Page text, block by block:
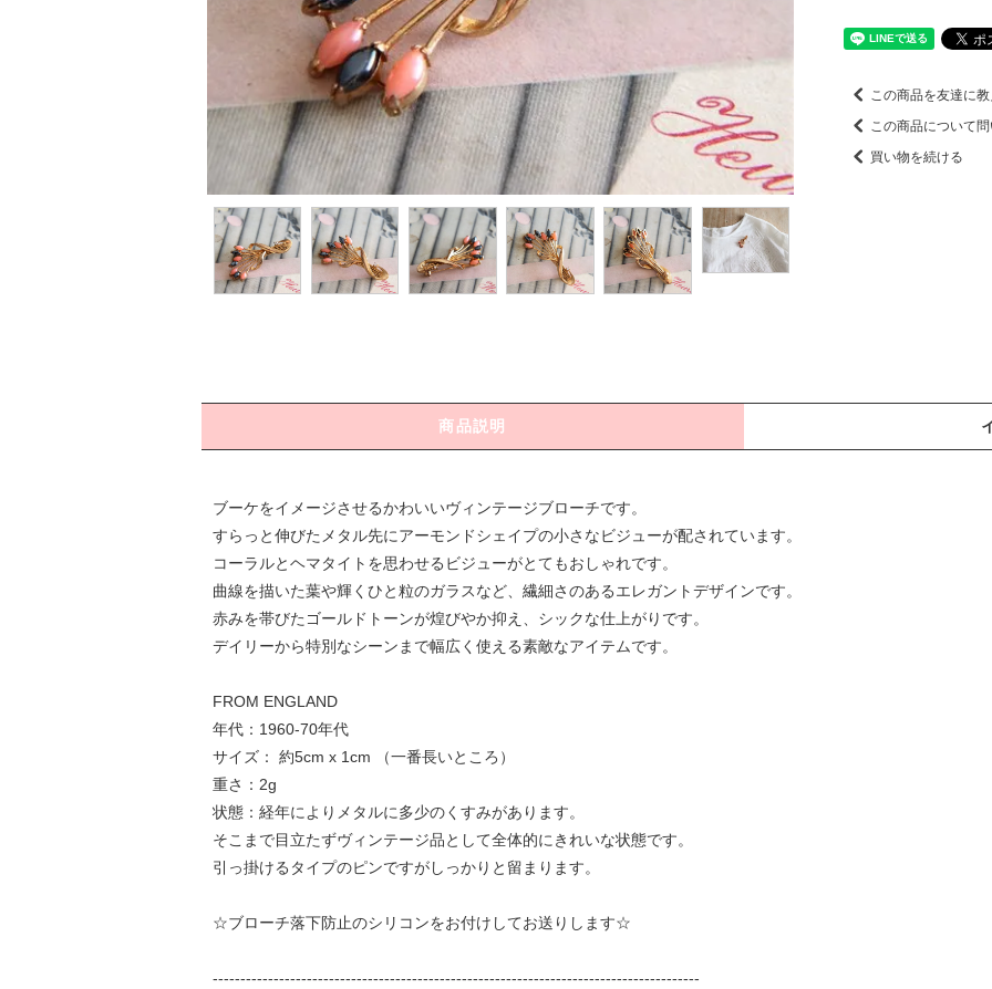
この商品を友達に
この商品について
買い物を続ける
商品説明
ブーケをイメージさせるかわいいヴィンテージブローチです。
すらっと伸びたメタル先にアーモンドシェイプの小さなビジューが配されています。
コーラルとヘマタイトを思わせるビジューがとてもおしゃれです。
曲線を描いた葉や輝くひと粒のガラスなど、繊細さのあるエレガントデザインです。
赤みを帯びたゴールドトーンが煌びやか抑え、シックな仕上がりです。
デイリーから特別なシーンまで幅広く使える素敵なアイテムです。
FROM ENGLAND
年代：1960-70年代
サイズ： 約5cm x 1cm （一番長いところ）
重さ：2g
状態：経年によりメタルに多少のくすみがあります。
そこまで目立たずヴィンテージ品として全体的にきれいな状態です。
引っ掛けるタイプのピンですがしっかりと留まります。
☆ブローチ落下防止のシリコンをお付けしてお送りします☆
----------------------------------------------------------------------------------------